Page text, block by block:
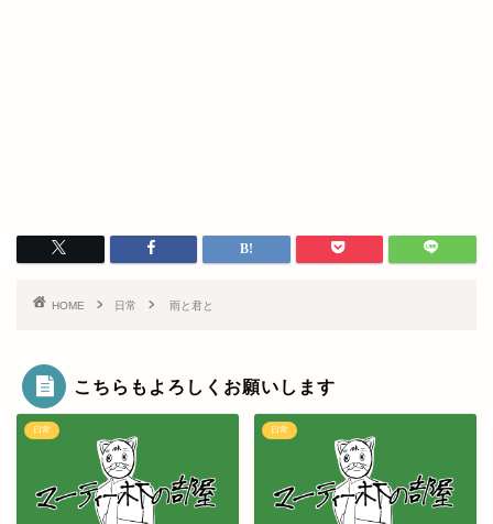
HOME 日常 雨と君と
こちらもよろしくお願いします
日常 日常